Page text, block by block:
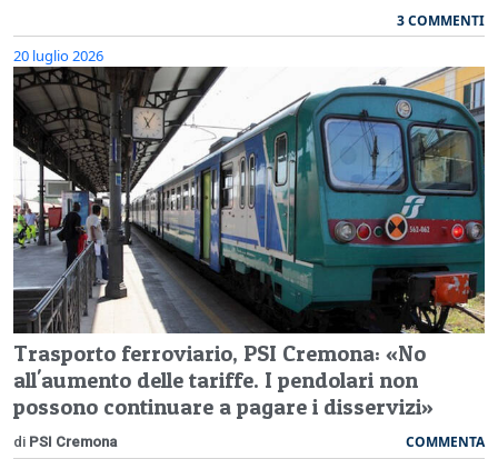
3 COMMENTI
20 luglio 2026
Trasporto ferroviario, PSI Cremona: «No
all'aumento delle tariffe. I pendolari non
possono continuare a pagare i disservizi»
di PSI Cremona COMMENTA